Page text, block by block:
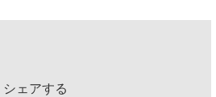
シェアする